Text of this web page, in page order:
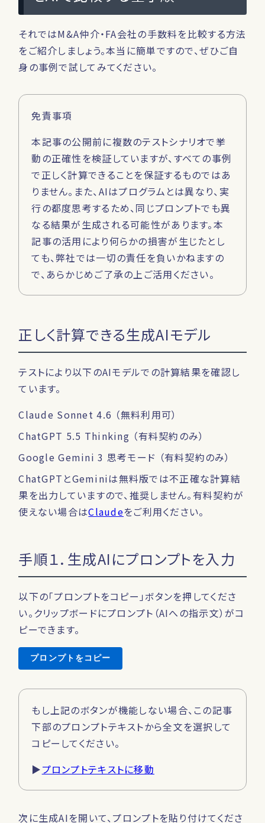
それではM&A仲介・FA会社の手数料を比較する方法
をご紹介しましょう。本当に簡単ですので、ぜひご自
身の事例で試してみてください。
免責事項
本記事の公開前に複数のテストシナリオで挙
動の正確性を検証していますが、すべての事例
で正しく計算できることを保証するものではあ
りません。また、AIはプログラムとは異なり、実
行の都度思考するため、同じプロンプトでも異
なる結果が生成される可能性があります。本
記事の活用により何らかの損害が生じたとし
ても、弊社では一切の責任を負いかねますの
で、あらかじめご了承の上ご活用ください。
正しく計算できる生成AIモデル
テストにより以下のAIモデルでの計算結果を確認し
ています。
Claude Sonnet 4.6 （無料利用可）
ChatGPT 5.5 Thinking （有料契約のみ）
Google Gemini 3 思考モード （有料契約のみ）
ChatGPTとGeminiは無料版では不正確な計算結
果を出力していますので、推奨しません。有料契約が
使えない場合はClaudeをご利用ください。
手順１．生成AIにプロンプトを入力
以下の「プロンプトをコピー」ボタンを押してくださ
い。クリップボードにプロンプト（AIへの指示文）がコ
ピーできます。
プロンプトをコピー
もし上記のボタンが機能しない場合、この記事
下部のプロンプトテキストから全文を選択して
コピーしてください。
▶プロンプトテキストに移動
次に生成AIを開いて、プロンプトを貼り付けてくださ